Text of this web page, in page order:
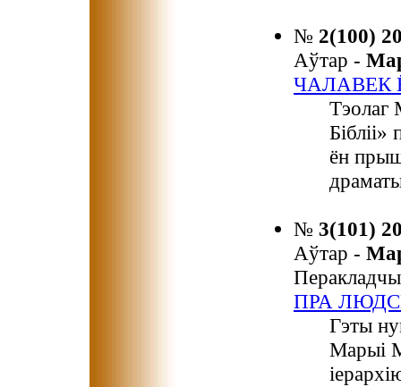
№ 2(100)
Аўтар -
Тэолаг
ён
№ 3(101)
Аўтар -
ПРА
Гэты
Марыі